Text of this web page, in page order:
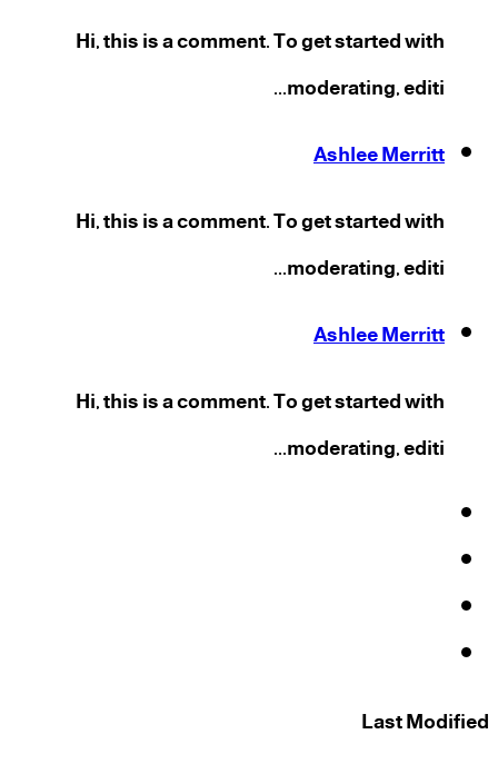
Hi, this is a comment. To get started with
moderating, editi...
Ashlee Merritt
Hi, this is a comment. To get started with
moderating, editi...
Ashlee Merritt
Hi, this is a comment. To get started with
moderating, editi...
Last Modified